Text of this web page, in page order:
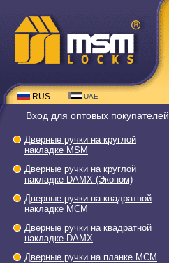
RUS UAE
Вход для оптовых покупателей
Дверные ручки на круглой
накладке МSМ
Дверные ручки на круглой
накладке DAMX (Эконом)
Дверные ручки на квадратной
накладке МСМ
Дверные ручки на квадратной
накладке DAMX
Дверные ручки на планке МСМ